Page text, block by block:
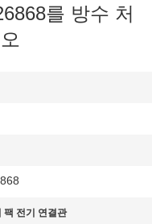
를 방수 처
팩 전기 연결관